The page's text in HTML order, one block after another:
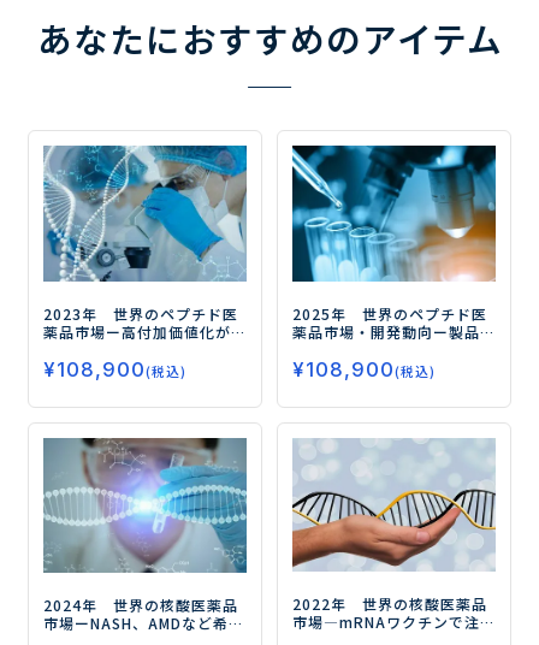
あなたにおすすめのアイテム
2023年 世界のペプチド医
薬品市場ー高付加価値化が
るー
¥108,900(税込)
2025年 世界のペプチド医
薬品市場・開発動向ー製品
薬による事業基盤の強化ー
¥108,900(税込)
2024年 世界の核酸医薬品
市場ーNASH、AMDなど希少
2022年 世界の核酸医薬品
市場―mRNAワクチンで注